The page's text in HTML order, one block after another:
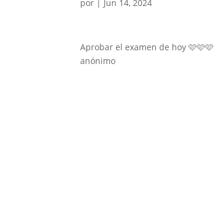
por Jun 14, 2024
Aprobar el examen de hoy 🩷🩷🩷
anónimo